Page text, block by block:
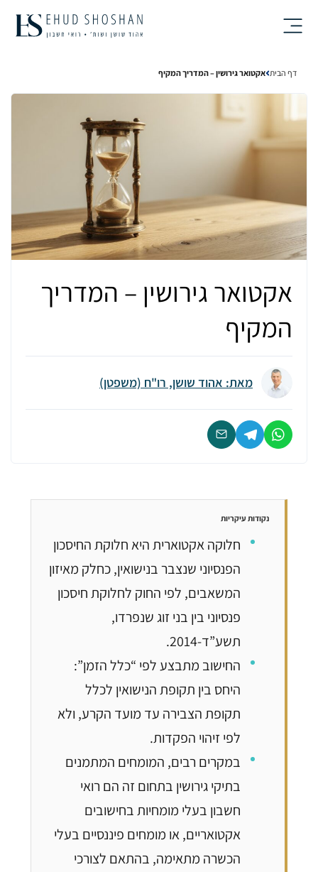
דף הבית אקטואר גירושין – המדריך המקיף
אקטואר גירושין – המדריך
המקיף
מאת: אהוד שושן, רו"ח (משפטן)
נקודות עיקריות
חלוקה אקטוארית היא חלוקת החיסכון
הפנסיוני שנצבר בנישואין, כחלק מאיזון
המשאבים, לפי החוק לחלוקת חיסכון
פנסיוני בין בני זוג שנפרדו,
תשע”ד-2014.
החישוב מתבצע לפי “כלל הזמן”:
היחס בין תקופת הנישואין לכלל
תקופת הצבירה עד מועד הקרע, ולא
לפי זיהוי הפקדות.
במקרים רבים, המומחים המתמנים
בתיקי גירושין בתחום זה הם רואי
חשבון בעלי מומחיות בחישובים
אקטואריים, או מומחים פיננסיים בעלי
הכשרה מתאימה, בהתאם לצורכי